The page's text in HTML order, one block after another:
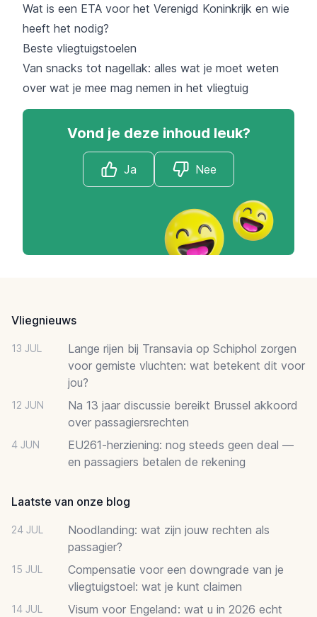
Wat is een ETA voor het Verenigd Koninkrijk en wie
heeft het nodig?
Beste vliegtuigstoelen
Van snacks tot nagellak: alles wat je moet weten
over wat je mee mag nemen in het vliegtuig
Vond je deze inhoud leuk?
Ja Nee
Vliegnieuws
13 JUL
Lange rijen bij Transavia op Schiphol zorgen
voor gemiste vluchten: wat betekent dit voor
jou?
12 JUN
Na 13 jaar discussie bereikt Brussel akkoord
over passagiersrechten
4 JUN
EU261-herziening: nog steeds geen deal —
en passagiers betalen de rekening
Laatste van onze blog
24 JUL
Noodlanding: wat zijn jouw rechten als
passagier?
15 JUL
Compensatie voor een downgrade van je
vliegtuigstoel: wat je kunt claimen
14 JUL
Visum voor Engeland: wat u in 2026 echt